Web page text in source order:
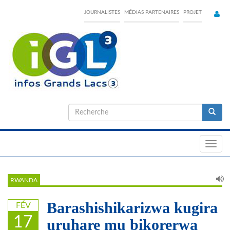
content
JOURNALISTES MÉDIAS PARTENAIRES PROJET
Formulaire
de
RWANDA
FÉV
17
Barashishikarizwa kugira
uruhare mu bikorerwa